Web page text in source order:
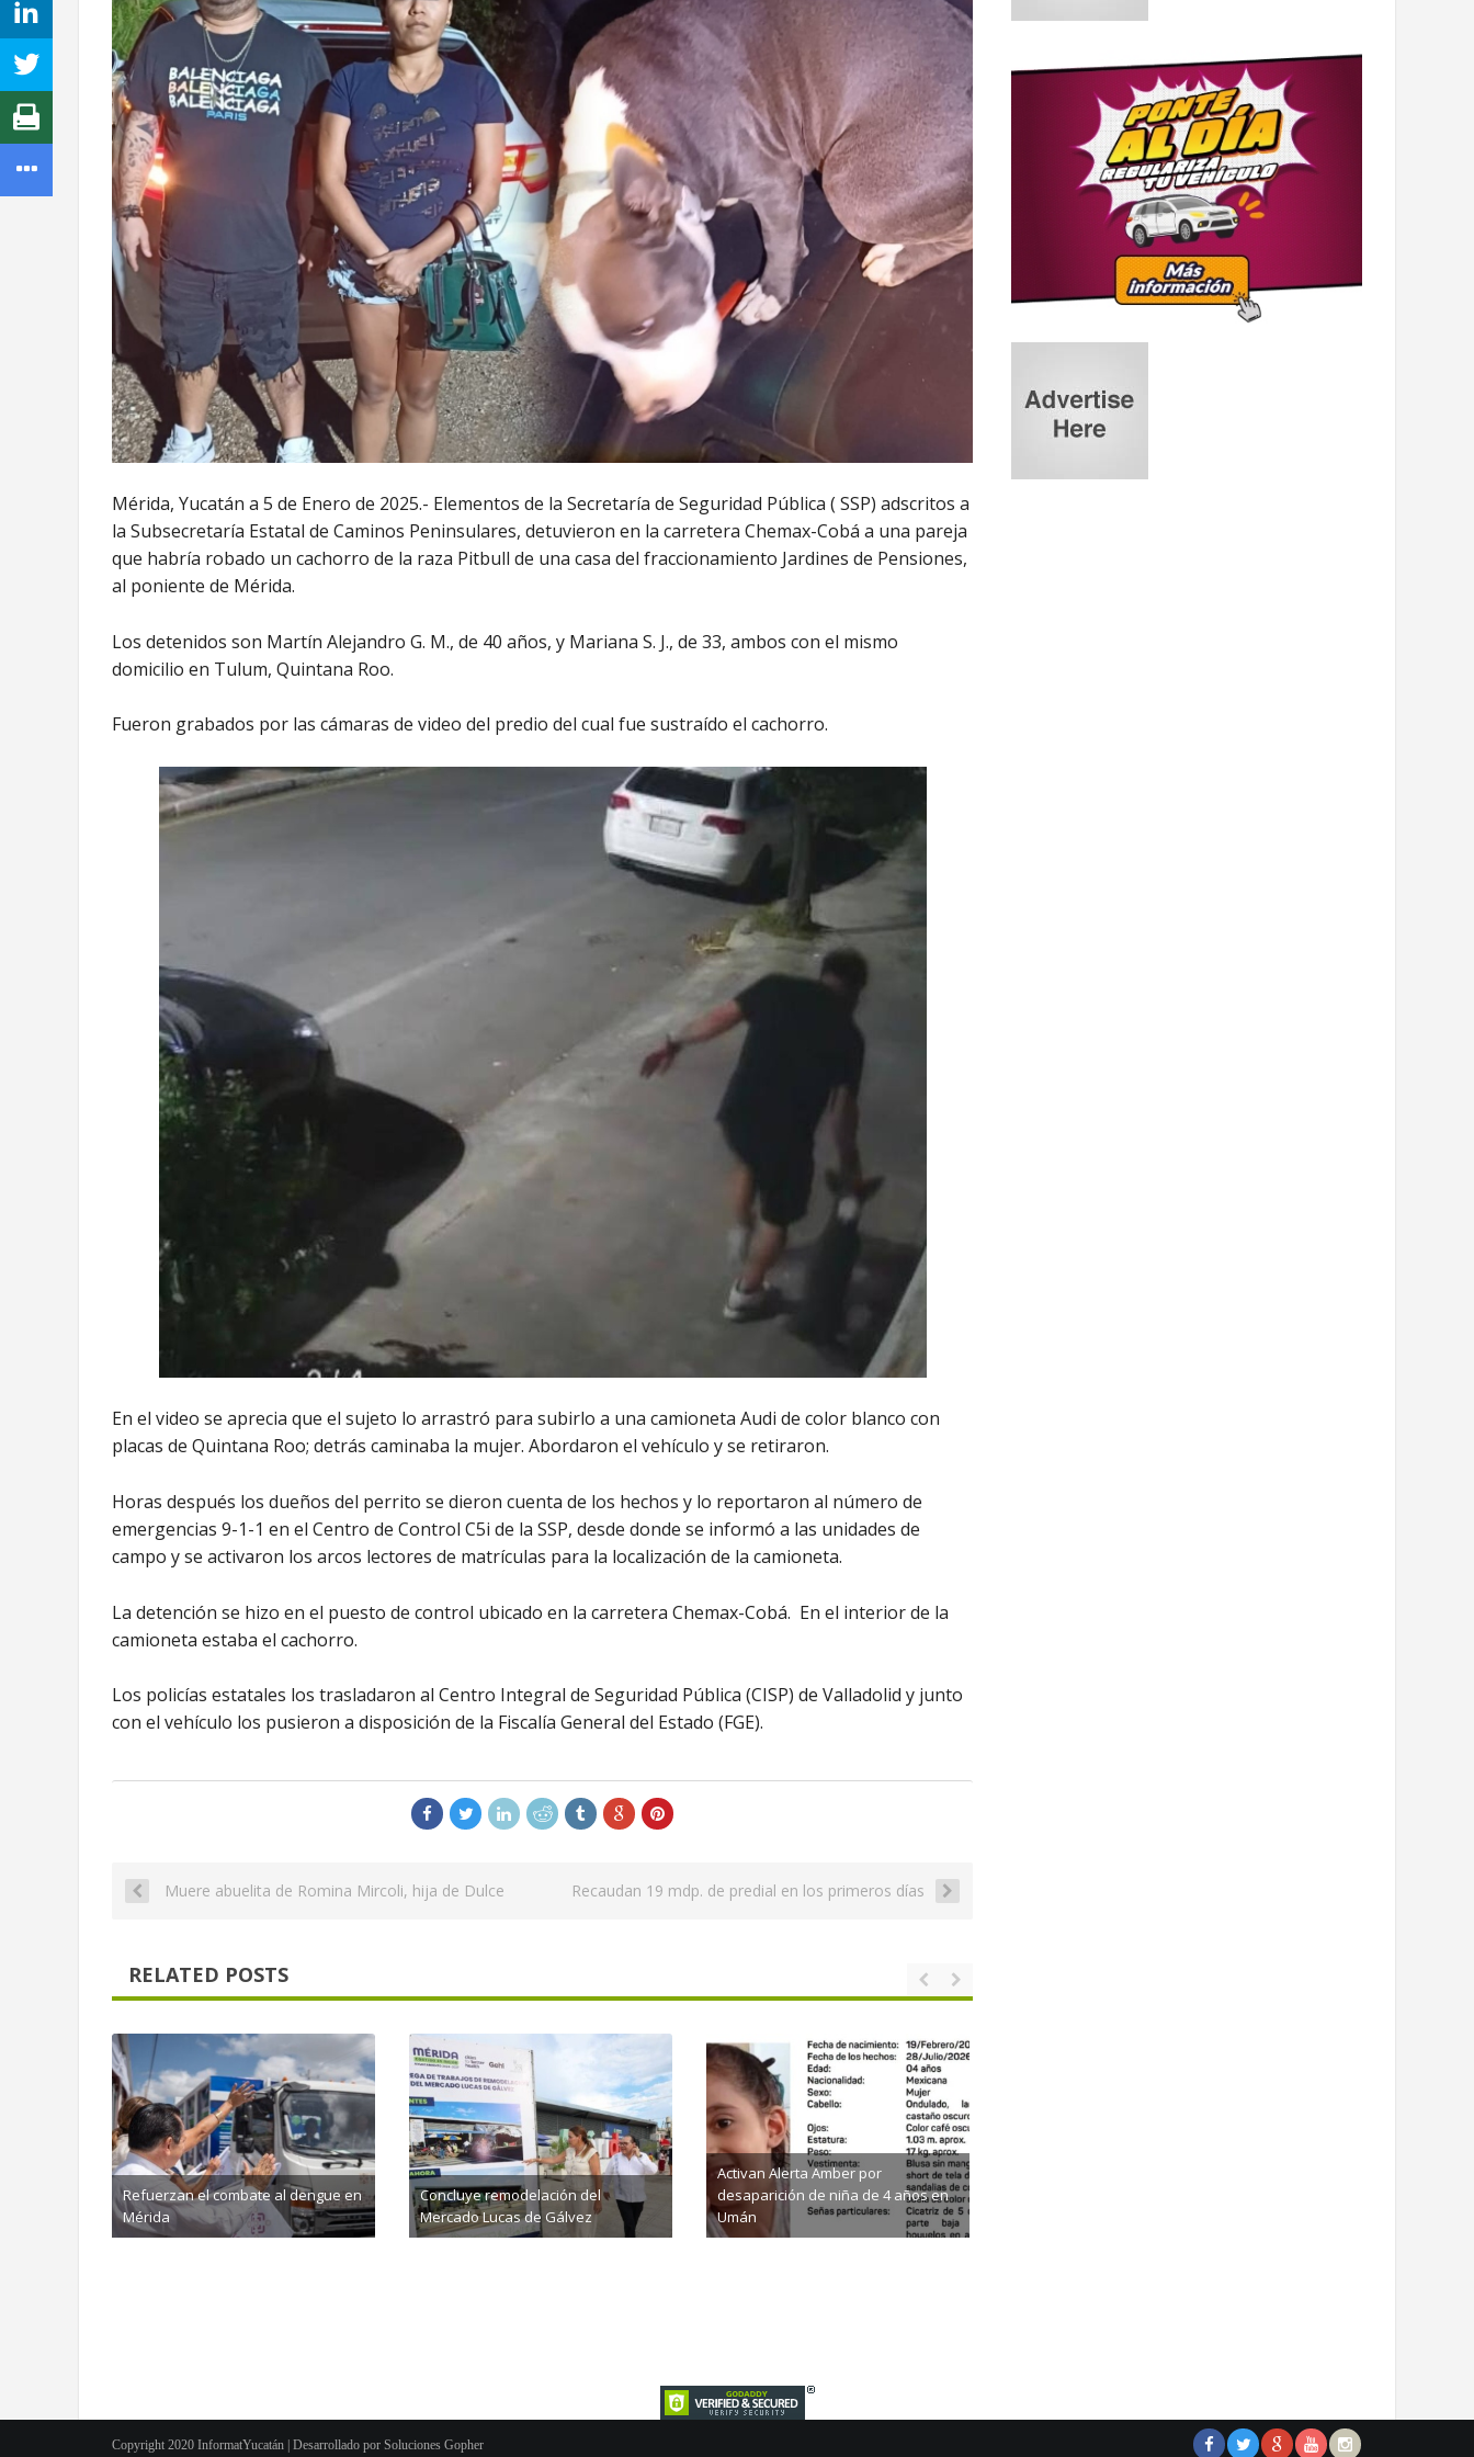
Mérida, Yucatán a 5 de Enero de 2025.- Elementos de la Secretaría de Seguridad Pública ( SSP) adscritos a
la Subsecretaría Estatal de Caminos Peninsulares, detuvieron en la carretera Chemax-Cobá a una pareja
que habría robado un cachorro de la raza Pitbull de una casa del fraccionamiento Jardines de Pensiones,
al poniente de Mérida.
Los detenidos son Martín Alejandro G. M., de 40 años, y Mariana S. J., de 33, ambos con el mismo
domicilio en Tulum, Quintana Roo.
Fueron grabados por las cámaras de video del predio del cual fue sustraído el cachorro.
En el video se aprecia que el sujeto lo arrastró para subirlo a una camioneta Audi de color blanco con
placas de Quintana Roo; detrás caminaba la mujer. Abordaron el vehículo y se retiraron.
Horas después los dueños del perrito se dieron cuenta de los hechos y lo reportaron al número de
emergencias 9-1-1 en el Centro de Control C5i de la SSP, desde donde se informó a las unidades de
campo y se activaron los arcos lectores de matrículas para la localización de la camioneta.
La detención se hizo en el puesto de control ubicado en la carretera Chemax-Cobá. En el interior de la
camioneta estaba el cachorro.
Los policías estatales los trasladaron al Centro Integral de Seguridad Pública (CISP) de Valladolid y junto
con el vehículo los pusieron a disposición de la Fiscalía General del Estado (FGE).
Muere abuelita de Romina Mircoli, hija de Dulce Recaudan 19 mdp. de predial en los primeros días
RELATED POSTS
Refuerzan el combate al dengue en
Mérida
Concluye remodelación del
Mercado Lucas de Gálvez
Activan Alerta Amber por
desaparición de niña de 4 años en
Umán
Copyright 2020 InformatYucatán | Desarrollado por Soluciones Gopher